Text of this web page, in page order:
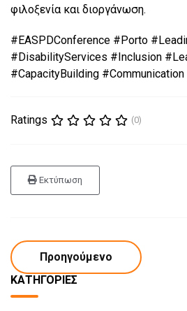
φιλοξενία και διοργάνωση.
#EASPDConference #Porto
#DisabilityServices #Inclusion
#CapacityBuilding
Ratings (0)
Εκτύπωση
Προηγούμενο
ΚΑΤΗΓΟΡΊΕΣ